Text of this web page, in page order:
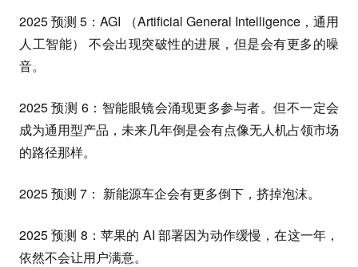
2025 预测 5：AGI （Artificial General Intelligence，通用
人工智能） 不会出现突破性的进展，但是会有更多的噪
音。
2025 预测 6：智能眼镜会涌现更多参与者。但不一定会
成为通用型产品，未来几年倒是会有点像无人机占领市场
的路径那样。
2025 预测 7： 新能源车企会有更多倒下，挤掉泡沫。
2025 预测 8：苹果的 AI 部署因为动作缓慢，在这一年，
依然不会让用户满意。